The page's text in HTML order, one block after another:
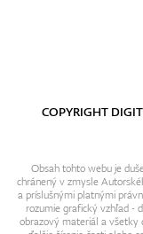
COPYRIGHT
Obsah tohto webu je
chránený v zmysle
a príslušnými platnými
rozumie grafický vzhľad -
obrazový materiál a všetky